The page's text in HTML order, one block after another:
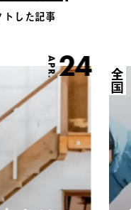
した記事
APR.24 全国